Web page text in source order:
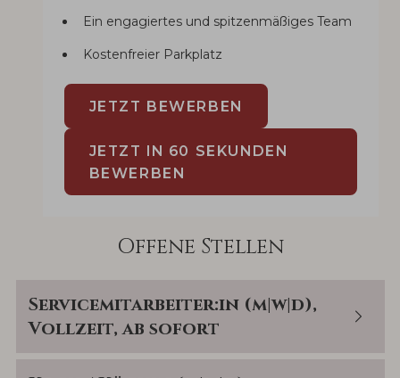
Ein engagiertes und spitzenmäßiges Team
Kostenfreier Parkplatz
JETZT BEWERBEN
JETZT IN 60 SEKUNDEN
BEWERBEN
Offene Stellen
Servicemitarbeiter:in (m|w|d),
Vollzeit, ab sofort